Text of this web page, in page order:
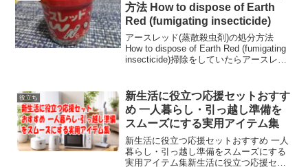
方法 How to dispose of Earth
Red (fumigating insecticide)
アースレッド(蒸散殺虫剤)の処分方法
How to dispose of Earth Red (fumigating
insecticide)掃除をしていたらアースレッ
役立ち
新生活に役立つ応援セットおすす
め 一人暮らし・引っ越し準備を
スムーズにする実用アイテム集
新生活に役立つ応援セットおすすめ 一人
暮らし・引っ越し準備をスムーズにする
実用アイテム集新生活に役立つ応援セッ